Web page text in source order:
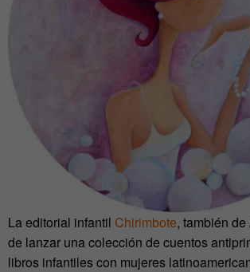
La editorial infantil Chirimbote, también
de lanzar una colección de cuentos
libros infantiles con mujeres